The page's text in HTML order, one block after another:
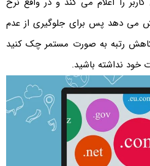
می دهد پس برای جلوگیری از عدم
رتبه به صورت مستمر چک کنید
نداشته باشید.